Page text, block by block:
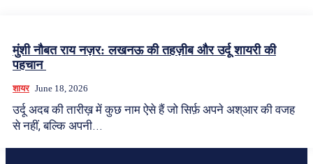
मुंशी नौबत राय नज़र: लखनऊ की तहज़ीब और उर्दू शायरी की
पहचान
शायर June 18, 2026
उर्दू अदब की तारीख़ में कुछ नाम ऐसे हैं जो सिर्फ़ अपने अश्आर की वजह
से नहीं, बल्कि अपनी...